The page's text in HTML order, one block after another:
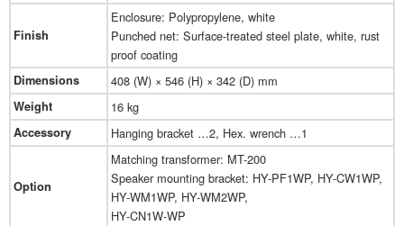
Finish
Enclosure: Polypropylene, white
Punched net: Surface-treated steel plate, white, rust
proof coating
Dimensions 408 (W) × 546 (H) × 342 (D) mm
Weight 16 kg
Accessory Hanging bracket …2, Hex. wrench …1
Option
Matching transformer: MT-200
Speaker mounting bracket: HY-PF1WP, HY-CW1WP,
HY-WM1WP, HY-WM2WP,
HY-CN1W-WP